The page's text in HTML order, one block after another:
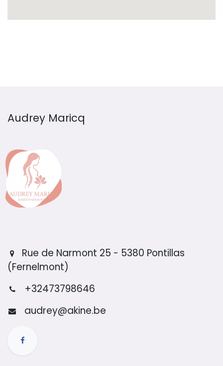
Audrey Maricq
Rue de Narmont 25 - 5380 Pontillas
(Fernelmont)
+32473798646
audrey@akine.be